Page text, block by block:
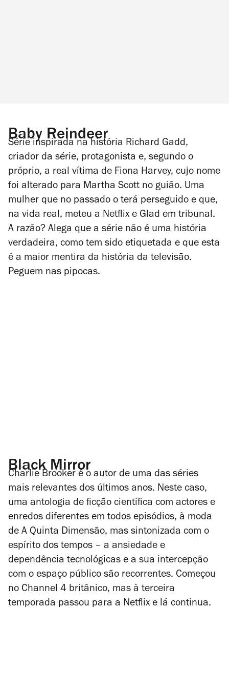
Baby Reindeer
Série inspirada na história Richard Gadd,
criador da série, protagonista e, segundo o
próprio, a real vítima de Fiona Harvey, cujo nome
foi alterado para Martha Scott no guião. Uma
mulher que no passado o terá perseguido e que,
na vida real, meteu a Netflix e Glad em tribunal.
A razão? Alega que a série não é uma história
verdadeira, como tem sido etiquetada e que esta
é a maior mentira da história da televisão.
Peguem nas pipocas.
Black Mirror
Charlie Brooker é o autor de uma das séries
mais relevantes dos últimos anos. Neste caso,
uma antologia de ficção científica com actores e
enredos diferentes em todos episódios, à moda
de A Quinta Dimensão, mas sintonizada com o
espírito dos tempos – a ansiedade e
dependência tecnológicas e a sua intercepção
com o espaço público são recorrentes. Começou
no Channel 4 britânico, mas à terceira
temporada passou para a Netflix e lá continua.